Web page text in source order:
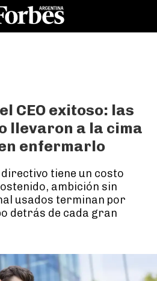
CEO exitoso: las
llevaron a la cima
enfermarlo
tiene un costo
ambición sin
usados terminan por
detrás de cada gran